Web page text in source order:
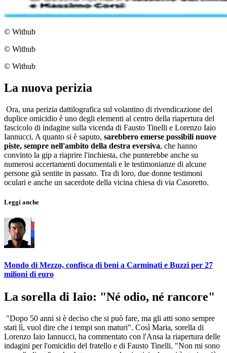
© Withub
© Withub
© Withub
La nuova perizia
Ora, una perizia dattilografica sul volantino di rivendicazione del
duplice omicidio è uno degli elementi al centro della riapertura del
fascicolo di indagine sulla vicenda di Fausto Tinelli e Lorenzo Iaio
Iannucci. A quanto si è saputo, sarebbero emerse possibili nuove
piste, sempre nell'ambito della destra eversiva, che hanno
convinto la gip a riaprire l'inchiesta, che punterebbe anche su
numerosi accertamenti documentali e le testimonianze di alcune
persone già sentite in passato. Tra di loro, due donne testimoni
oculari e anche un sacerdote della vicina chiesa di via Casoretto.
Leggi anche
Mondo di Mezzo, confisca di beni a Carminati e Buzzi per 27
milioni di euro
La sorella di Iaio: "Né odio, né rancore"
"Dopo 50 anni si è deciso che si può fare, ma gli atti sono sempre
stati lì, vuol dire che i tempi son maturi". Così Maria, sorella di
Lorenzo Iaio Iannucci, ha commentato con l'Ansa la riapertura delle
indagini per l'omicidio del fratello e di Fausto Tinelli. "Non mi sono